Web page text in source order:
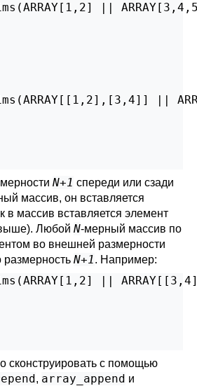
||
||
N+1 спереди или сзади
массив, он вставляется
в массив вставляется элемент
Любой N-мерный массив по
во внешней размерности
N+1. Например:
||
сконструировать с помощью
, array_append и